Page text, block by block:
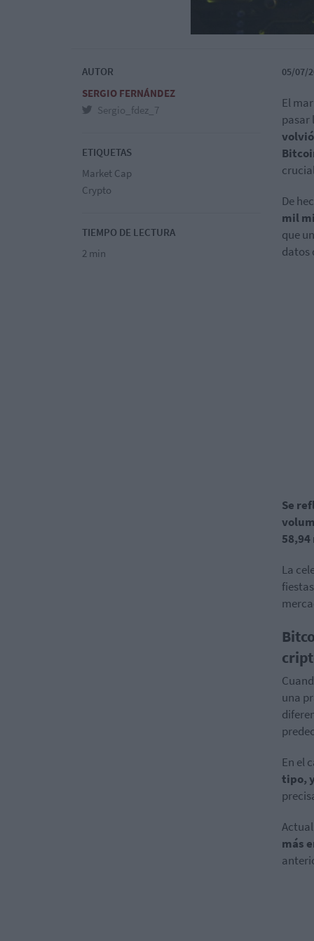
AUTOR
SERGIO FERNÁNDEZ
Sergio_fdez_7
ETIQUETAS
Market Cap
Crypto
TIEMPO DE LECTURA
2 min
05/07/
El
pasar
De
mil
que
datos
Se
La
una
En el
tipo,
más